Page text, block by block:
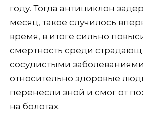
году. Тогда антициклон
месяц, такое случилось
время, в итоге сильно
смертность среди
сосудистыми
относительно здоровые
перенесли зной и смог от
на болотах.